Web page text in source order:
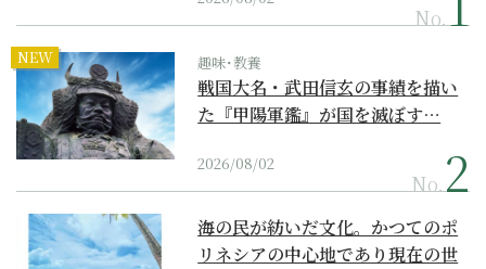
No.
NEW 趣味･教養
戦国大名・武田信玄の事績を描い
た『甲陽軍鑑』が国を滅ぼす…
2026/08/02
No.
海の民が紡いだ文化。かつてのポ
リネシアの中心地であり現在の世